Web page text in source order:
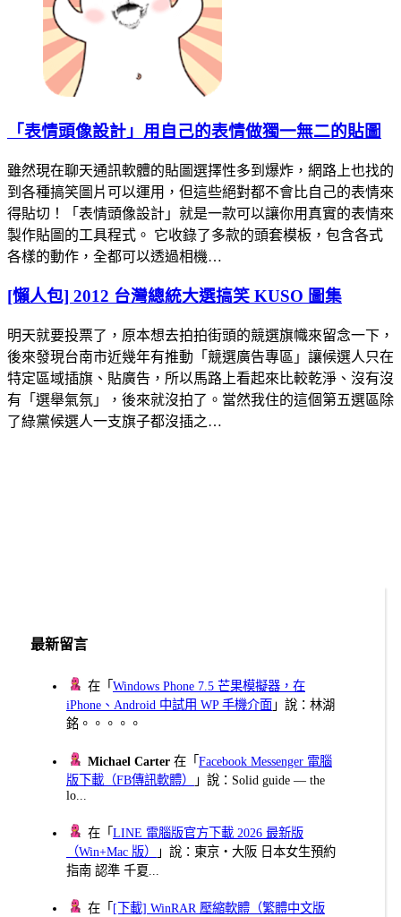
「表情頭像設計」用自己的表情做獨一無二的貼圖
雖然現在聊天通訊軟體的貼圖選擇性多到爆炸，網路上也找的
到各種搞笑圖片可以運用，但這些絕對都不會比自己的表情來
得貼切！「表情頭像設計」就是一款可以讓你用真實的表情來
製作貼圖的工具程式。 它收錄了多款的頭套模板，包含各式
各樣的動作，全都可以透過相機…
[懶人包] 2012 台灣總統大選搞笑 KUSO 圖集
明天就要投票了，原本想去拍拍街頭的競選旗幟來留念一下，
後來發現台南市近幾年有推動「競選廣告專區」讓候選人只在
特定區域插旗、貼廣告，所以馬路上看起來比較乾淨、沒有沒
有「選舉氣氛」，後來就沒拍了。當然我住的這個第五選區除
了綠黨候選人一支旗子都沒插之…
最新留言
在「Windows Phone 7.5 芒果模擬器，在
iPhone、Android 中試用 WP 手機介面 」說：林湖
銘。。。。。
Michael Carter 在「Facebook Messenger 電腦
版下載（FB傳訊軟體）
」說：Solid guide — the
lo...
在「LINE 電腦版官方下載 2026 最新版
（Win+Mac 版）
」說：東京・大阪 日本女生預約
指南 認準 千夏...
在「 [下載] WinRAR 壓縮軟體（繁體中文版